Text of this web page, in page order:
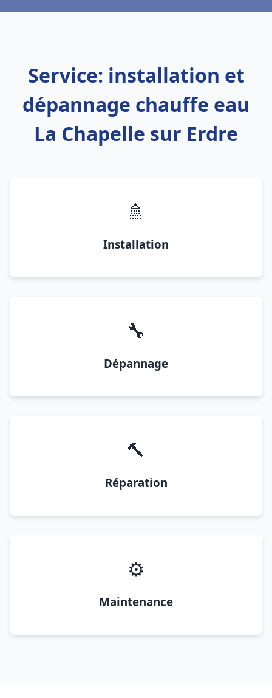
Service: installation et
dépannage chauffe eau
La Chapelle sur Erdre
🚿
Installation
🔧
Dépannage
🔨
Réparation
⚙️
Maintenance